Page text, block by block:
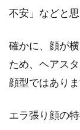
不安」などと
確かに、顔が
ため、ヘアス
顔型ではありま
エラ張り顔の